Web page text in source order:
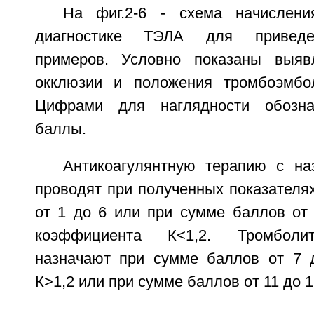
На фиг.2-6 - схема
диагностике ТЭЛА для
примеров. Условно показаны
окклюзии и положения
Цифрами для наглядности
баллы.
Антикоагулянтную терапию с
проводят при полученных
от 1 до 6 или при сумме баллов от
коэффициента К<1,2.
назначают при сумме баллов от 7
К>1,2 или при сумме баллов от 11 до